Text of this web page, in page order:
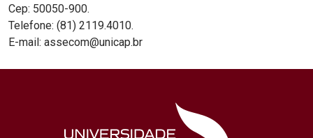
Cep: 50050-900.
Telefone: (81) 2119.4010.
E-mail: assecom@unicap.br